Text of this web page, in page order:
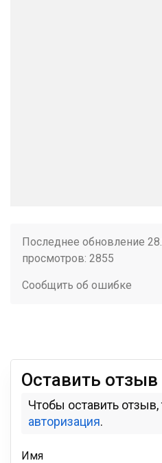
Последнее обновление
просмотров: 2855
Сообщить об ошибке
Оставить отзыв
Чтобы оставить отзыв,
авторизация.
Имя